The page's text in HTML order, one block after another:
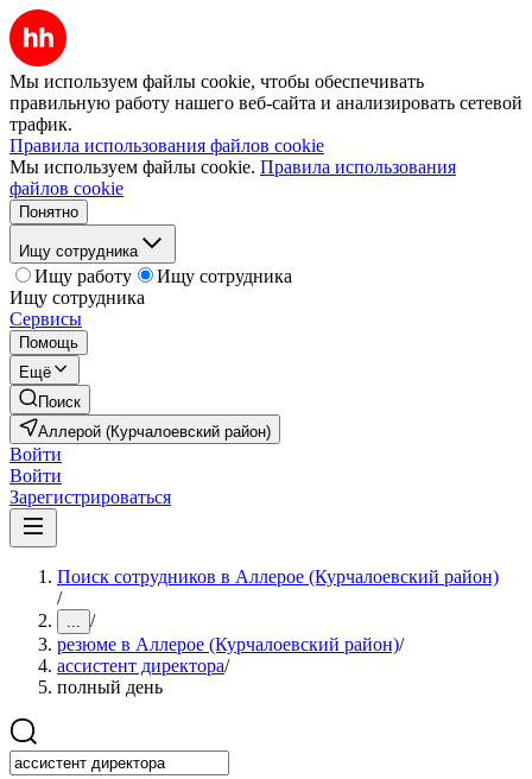
Мы используем файлы cookie, чтобы обеспечивать
правильную работу нашего веб-сайта и анализировать сетевой
трафик.
Правила использования файлов cookie
Мы используем файлы cookie. Правила использования
файлов cookie
Понятно
Ищу сотрудника
Ищу работу
Ищу сотрудника
Ищу сотрудника
Сервисы
Помощь
Ещё
Поиск
Аллерой (Курчалоевский район)
Войти
Войти
Зарегистрироваться
Поиск сотрудников в Аллерое (Курчалоевский район)
/
... /
резюме в Аллерое (Курчалоевский район)/
ассистент директора/
полный день